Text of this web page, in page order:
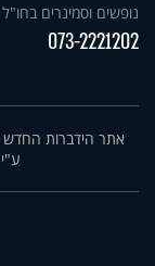
נופשים וסמינרים בחו"ל
073-2221202
אתר הידברות החדש